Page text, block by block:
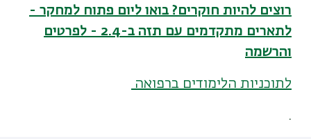
רוצים להיות חוקרים? בואו ליום פתוח למחקר -
לתארים מתקדמים עם תזה ב-2.4 - לפרטים
והרשמה
לתוכניות הלימודים ברפואה
.